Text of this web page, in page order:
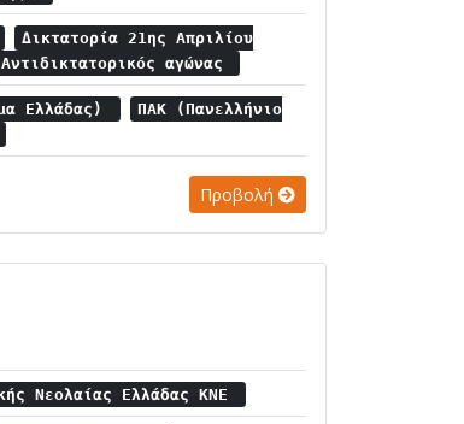
Δικτατορία 21ης Απριλίου
Αντιδικτατορικός αγώνας
Ελλάδας)
ΠΑΚ (Πανελλήνιο
Προβολή
Νεολαίας Ελλάδας ΚΝΕ